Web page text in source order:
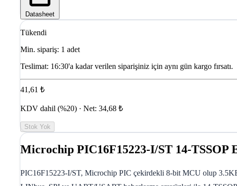
Datasheet
Tükendi
Min. sipariş: 1 adet
Teslimat: 16:30'a kadar verilen siparişiniz için aynı gün kargo fırsatı.
41,61 ₺
KDV dahil (%20) · Net: 34,68 ₺
Stok Yok
Microchip PIC16F15223-I/ST 14-TSSOP
PIC16F15223-I/ST, Microchip PIC çekirdekli 8-bit MCU olup 3.5KB